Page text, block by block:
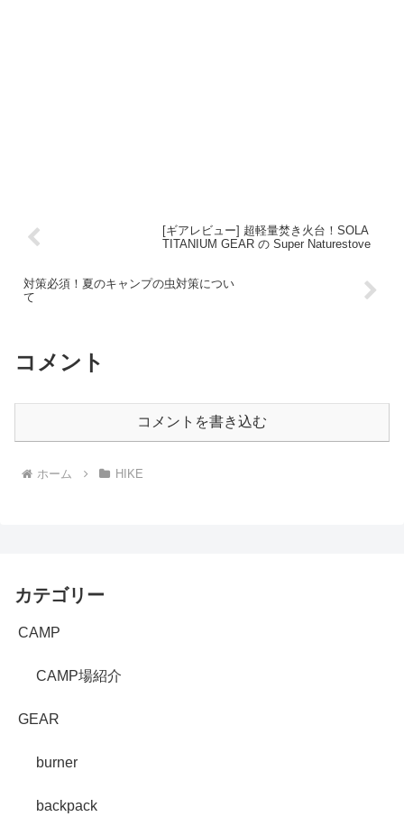
[ギアレビュー] 超軽量焚き火台！SOLA
TITANIUM GEAR の Super Naturestove
対策必須！夏のキャンプの虫対策につい
て
コメント
コメントを書き込む
ホーム HIKE
カテゴリー
CAMP
CAMP場紹介
GEAR
burner
backpack